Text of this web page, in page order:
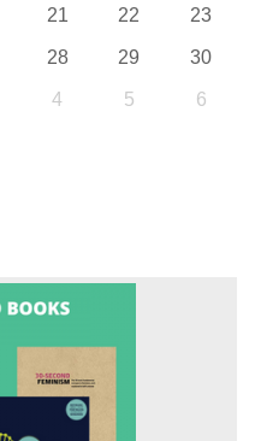
21 22 23
28 29 30
4 5 6